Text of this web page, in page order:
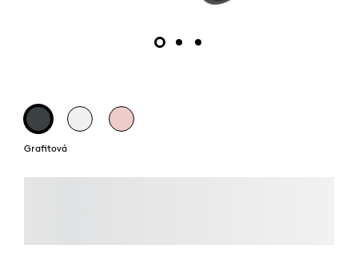
Grafitová